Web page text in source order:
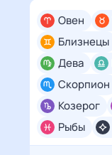
Овен
Близнецы
Дева
Скорпион
Козерог
Рыбы